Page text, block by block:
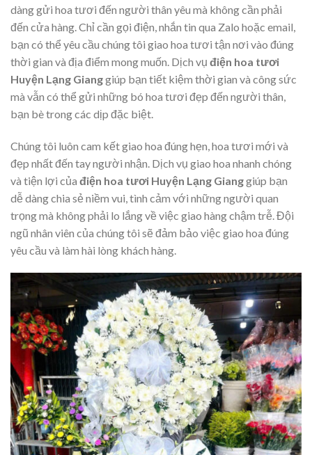
dàng gửi hoa tươi đến người thân yêu mà không cần phải
đến cửa hàng. Chỉ cần gọi điện, nhắn tin qua Zalo hoặc email,
bạn có thể yêu cầu chúng tôi giao hoa tươi tận nơi vào đúng
thời gian và địa điểm mong muốn. Dịch vụ điện hoa tươi
Huyện Lạng Gianggiúp bạn tiết kiệm thời gian và công sức
mà vẫn có thể gửi những bó hoa tươi đẹp đến người thân,
bạn bè trong các dịp đặc biệt.
Chúng tôi luôn cam kết giao hoa đúng hẹn, hoa tươi mới và
đẹp nhất đến tay người nhận. Dịch vụ giao hoa nhanh chóng
và tiện lợi của điện hoa tươi Huyện Lạng Gianggiúp bạn
dễ dàng chia sẻ niềm vui, tình cảm với những người quan
trọng mà không phải lo lắng về việc giao hàng chậm trễ. Đội
ngũ nhân viên của chúng tôi sẽ đảm bảo việc giao hoa đúng
yêu cầu và làm hài lòng khách hàng.